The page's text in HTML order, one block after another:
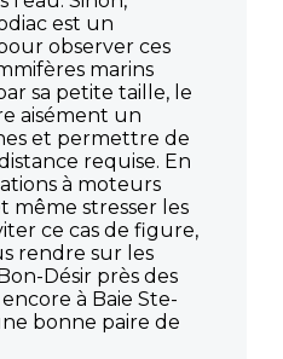
est un
observer ces
marins
sa petite taille, le
aisément un
et permettre de
requise. En
à moteurs
même stresser les
ce cas de figure,
rendre sur les
Désir près des
à Baie Ste-
bonne paire de